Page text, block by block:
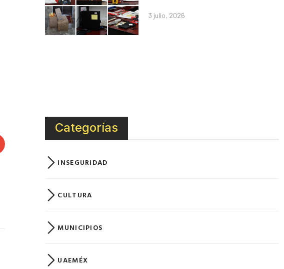
3 julio, 2026
Categorías
INSEGURIDAD
CULTURA
MUNICIPIOS
UAEMÉX